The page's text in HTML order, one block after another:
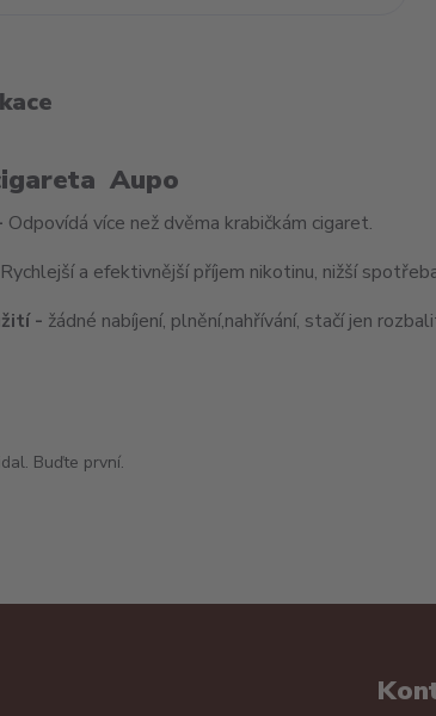
Aupo
Odpovídá více než dvěma krabičkám cigaret.
Rychlejší a efektivnější příjem nikotinu, nižší
- žádné nabíjení, plnění,nahřívání, stačí jen
Buďte první.